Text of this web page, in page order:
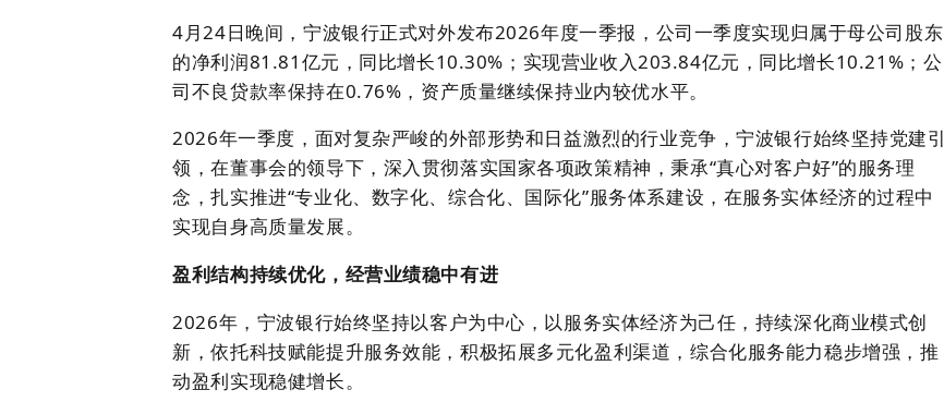
4月24日晚间，宁波银行正式对外发布2026年度一季报，公司一季度实现归属于母公司股东
的净利润81.81亿元，同比增长10.30%；实现营业收入203.84亿元，同比增长10.21%；公
司不良贷款率保持在0.76%，资产质量继续保持业内较优水平。
2026年一季度，面对复杂严峻的外部形势和日益激烈的行业竞争，宁波银行始终坚持党建引
领，在董事会的领导下，深入贯彻落实国家各项政策精神，秉承“真心对客户好”的服务理
念，扎实推进“专业化、数字化、综合化、国际化”服务体系建设，在服务实体经济的过程中
实现自身高质量发展。
盈利结构持续优化，经营业绩稳中有进
2026年，宁波银行始终坚持以客户为中心，以服务实体经济为己任，持续深化商业模式创
新，依托科技赋能提升服务效能，积极拓展多元化盈利渠道，综合化服务能力稳步增强，推
动盈利实现稳健增长。